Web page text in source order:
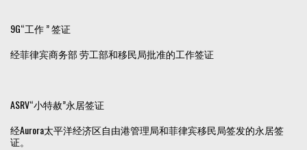
9G“工作 ” 签证
经菲律宾商务部 劳工部和移民局批准的工作签证
ASRV“小特赦”永居签证
经Aurora太平洋经济区自由港管理局和菲律宾移民局签发的永居签
证。